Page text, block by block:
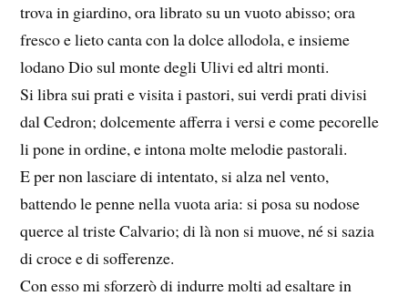
trova in giardino, ora librato su un vuoto abisso; ora
fresco e lieto canta con la dolce allodola, e insieme
lodano Dio sul monte degli Ulivi ed altri monti.
Si libra sui prati e visita i pastori, sui verdi prati divisi
dal Cedron; dolcemente afferra i versi e come pecorelle
li pone in ordine, e intona molte melodie pastorali.
E per non lasciare di intentato, si alza nel vento,
battendo le penne nella vuota aria: si posa su nodose
querce al triste Calvario; di là non si muove, né si sazia
di croce e di sofferenze.
Con esso mi sforzerò di indurre molti ad esaltare in